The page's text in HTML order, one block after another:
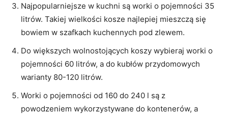
Najpopularniejsze w kuchni są worki o pojemności 35
litrów. Takiej wielkości kosze najlepiej mieszczą się
bowiem w szafkach kuchennych pod zlewem.
Do większych wolnostojących koszy wybieraj worki o
pojemności 60 litrów, a do kubłów przydomowych
warianty 80-120 litrów.
Worki o pojemności od 160 do 240 l są z
powodzeniem wykorzystywane do kontenerów, a